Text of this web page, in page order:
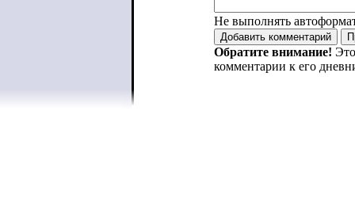
Не выполнять
Обратите внимание!
комментарии к его